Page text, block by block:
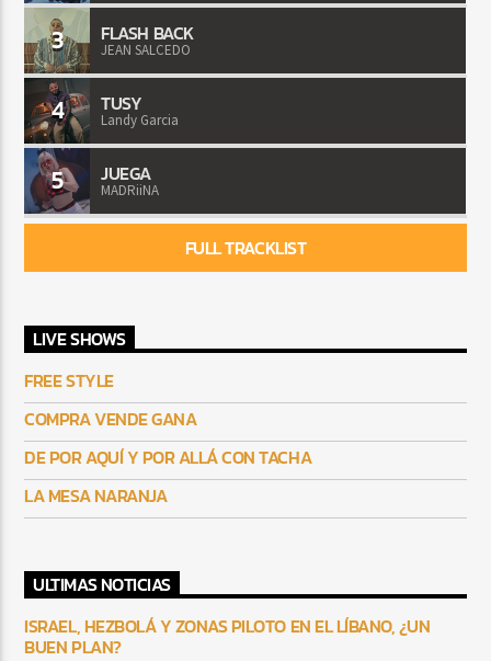
3 FLASH BACK
JEAN SALCEDO
4 TUSY
Landy Garcia
5 JUEGA
MADRiiNA
FULL TRACKLIST
LIVE SHOWS
FREE STYLE
COMPRA VENDE GANA
DE POR AQUÍ Y POR ALLÁ CON TACHA
LA MESA NARANJA
ULTIMAS NOTICIAS
ISRAEL, HEZBOLÁ Y ZONAS PILOTO EN EL LÍBANO, ¿UN
BUEN PLAN?